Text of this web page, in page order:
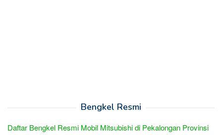
Bengkel Resmi
Daftar Bengkel Resmi Mobil Mitsubishi di Pekalongan Provinsi